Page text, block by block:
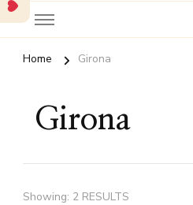
Home Girona
Girona
Showing: 2 RESULTS